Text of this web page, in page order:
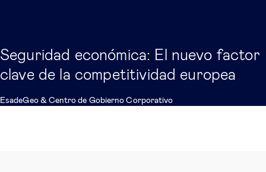
Seguridad económica: El nuevo factor
clave de la competitividad europea
EsadeGeo & Centro de Gobierno Corporativo